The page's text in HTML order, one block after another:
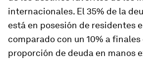
internacionales. El 35% de la
está en posesión de residentes
comparado con un 10% a finales
proporción de deuda en manos